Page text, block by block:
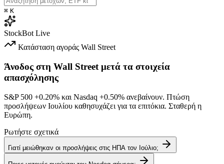
⌘ K
StockBot Live
Κατάσταση αγοράς Wall Street
Άνοδος στη Wall Street μετά τα στοιχεία
απασχόλησης
S&P 500 +0.20% και Nasdaq +0.50% ανεβαίνουν. Πτώση
προσλήψεων Ιουλίου καθησυχάζει για τα επιτόκια. Σταθερή η
Ευρώπη.
Ρωτήστε σχετικά
Γιατί μειώθηκαν οι προσλήψεις στις ΗΠΑ τον Ιούλιο;